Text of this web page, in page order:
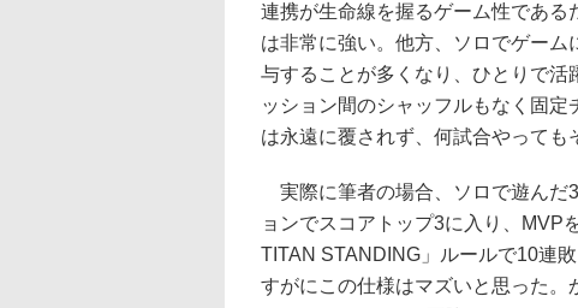
連携が生命線を握るゲーム性である
は非常に強い。他方、ソロでゲーム
与することが多くなり、ひとりで
ッション間のシャッフルもなく固
は永遠に覆されず、何試合やっても
実際に筆者の場合、ソロで遊んだ
ョンでスコアトップ3に入り、MVP
TITAN STANDING」ルールで10連
すがにこの仕様はマズいと思った